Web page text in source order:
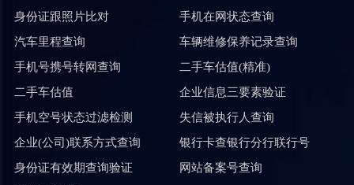
身份证跟照片比对
手机在网状态查询
汽车里程查询
车辆维修保养记录查询
手机号携号转网查询
二手车估值(精准)
二手车估值
企业信息三要素验证
手机空号状态过滤检测
失信被执行人查询
企业(公司)联系方式查询
银行卡查银行分行联行号
身份证有效期查询验证
网站备案号查询